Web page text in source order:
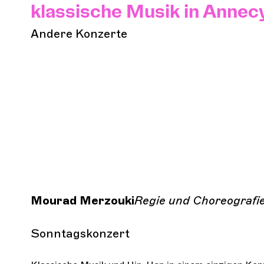
klassische Musik in
Andere Konzerte
Mourad MerzoukiRegie und
Sonntagskonzert